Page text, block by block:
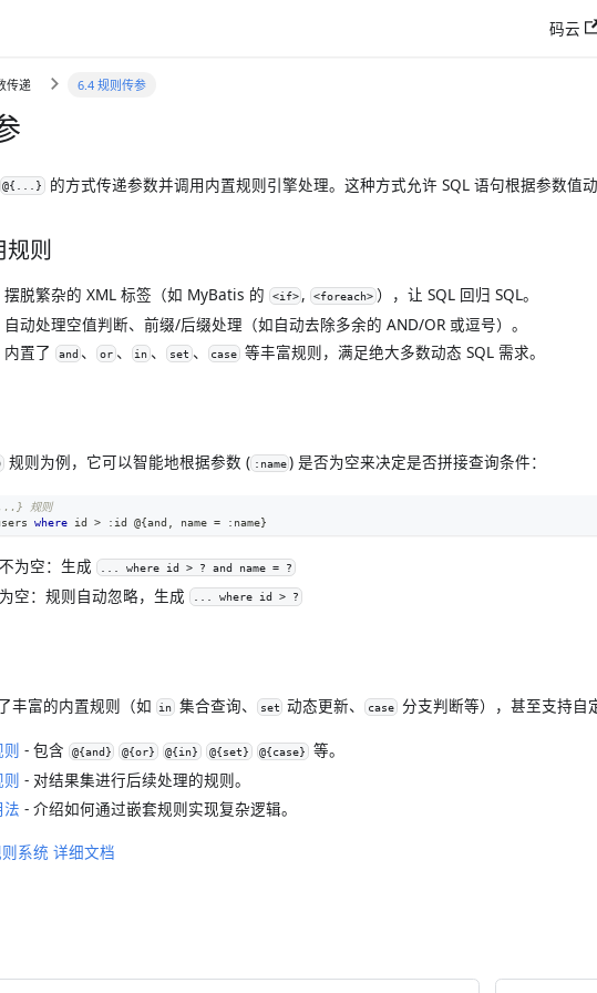
码云
传递 6.4 规则传参
@{...} 的方式传递参数并调用内置规则引擎处理。这种方式允许 SQL 语句根据参数值
规则
摆脱繁杂的 XML 标签（如 MyBatis 的 <if> , <foreach> ），让 SQL 回归 SQL。
自动处理空值判断、前缀/后缀处理（如自动去除多余的 AND/OR 或逗号）。
内置了 and 、 or 、 in 、 set 、 case 等丰富规则，满足绝大多数动态 SQL 需求。
规则为例，它可以智能地根据参数 ( :name ) 是否为空来决定是否拼接查询条件：
规则
where id > :id @{and name = :name}
不为空：生成 ... where id > ? and name = ?
为空：规则自动忽略，生成 ... where id > ?
丰富的内置规则（如 in 集合查询、 set 动态更新、 case 分支判断等），甚至支持自
- 包含 @{and} @{or} @{in} @{set} @{case} 等。
则 - 对结果集进行后续处理的规则。
法 - 介绍如何通过嵌套规则实现复杂逻辑。
系统 详细文档